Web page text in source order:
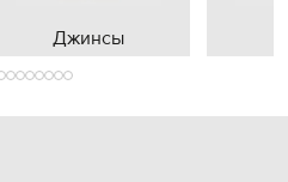
Джинсы